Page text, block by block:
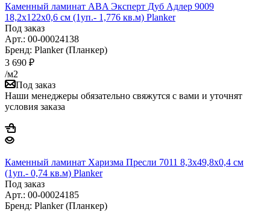
Каменный ламинат ABA Эксперт Дуб Адлер 9009
18,2x122x0,6 см (1уп.- 1,776 кв.м) Planker
Под заказ
Арт.: 00-00024138
Бренд: Planker (Планкер)
3 690 ₽
/м2
Под заказ
Наши менеджеры обязательно свяжутся с вами и уточнят
условия заказа
Каменный ламинат Харизма Пресли 7011 8,3x49,8x0,4 см
(1уп.- 0,74 кв.м) Planker
Под заказ
Арт.: 00-00024185
Бренд: Planker (Планкер)